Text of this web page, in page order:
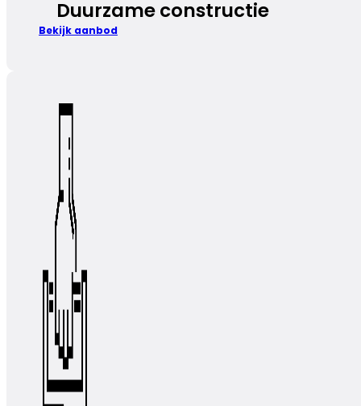
Duurzame constructie
Bekijk aanbod